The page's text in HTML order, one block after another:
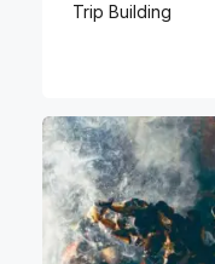
Trip Building